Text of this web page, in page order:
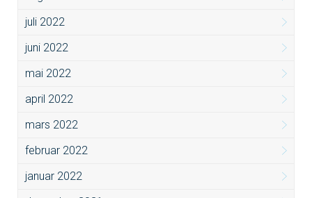
juli 2022
juni 2022
mai 2022
april 2022
mars 2022
februar 2022
januar 2022